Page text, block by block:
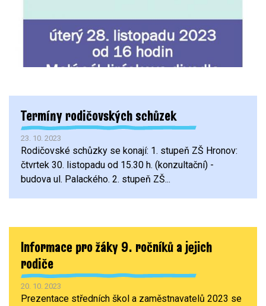
Termíny rodičovských schůzek
23. 10. 2023
Rodičovské schůzky se konají: 1. stupeň ZŠ Hronov:
čtvrtek 30. listopadu od 15.30 h. (konzultační) -
budova ul. Palackého. 2. stupeň ZŠ...
Informace pro žáky 9. ročníků a jejich
rodiče
20. 10. 2023
Prezentace středních škol a zaměstnavatelů 2023 se